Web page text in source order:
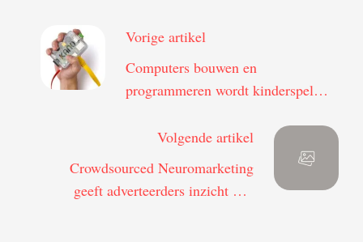
Vorige artikel
Computers bouwen en
programmeren wordt kinderspel
Volgende artikel
Crowdsourced Neuromarketing
geeft adverteerders inzicht hoe